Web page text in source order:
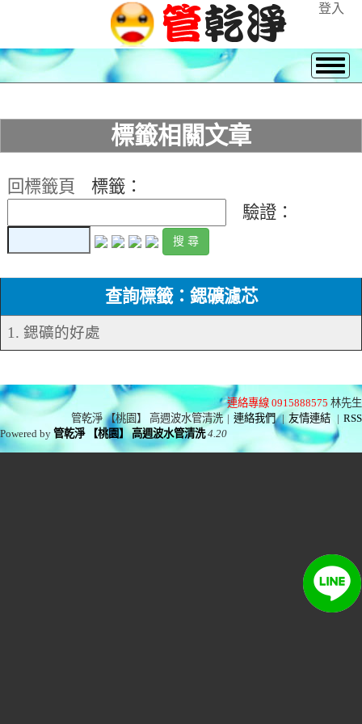
登入
標籤相關文章
回標籤頁
標籤：
驗證：
查詢標籤：鍶礦濾芯
1. 鍶礦的好處
連絡專線 0915888575 林先生
管乾淨 【桃園】 高週波水管清洗 | 連絡我們 | 友情連結 | RSS
Powered by管乾淨 【桃園】 高週波水管清洗 4.20